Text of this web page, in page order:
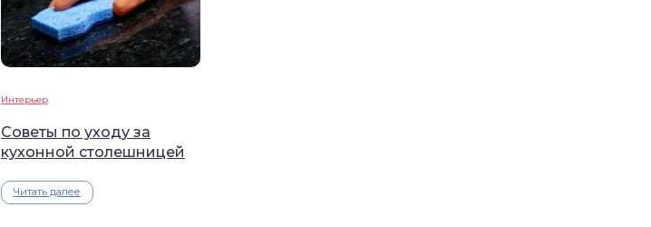
Интерьер
Советы по уходу за
кухонной столешницей
Читать далее